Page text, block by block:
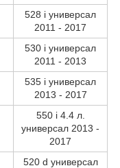
528 i универсал
2011 - 2017
530 i универсал
2011 - 2013
535 i универсал
2013 - 2017
550 i 4.4 л.
универсал 2013 -
2017
520 d универсал